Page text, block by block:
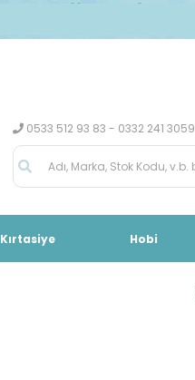
0533 512 93 83 - 0332 241 3059
Kırtasiye Hobi